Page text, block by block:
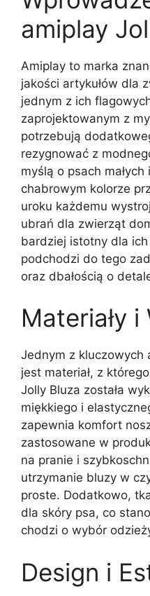
amiplay
Amiplay to marka
jakości artykułów dla
jednym z ich
zaprojektowanym z
potrzebują
rezygnować z
myślą o psach
chabrowym kolorze
uroku każdemu
ubrań dla zwierząt
bardziej istotny dla
podchodzi do tego
oraz dbałością o
Materiały
Jednym z kluczowych
jest materiał, z
Jolly Bluza została
miękkiego i
zapewnia komfort
zastosowane w
na pranie i
utrzymanie bluzy w
proste. Dodatkowo,
dla skóry psa, co
chodzi o wybór
Design i